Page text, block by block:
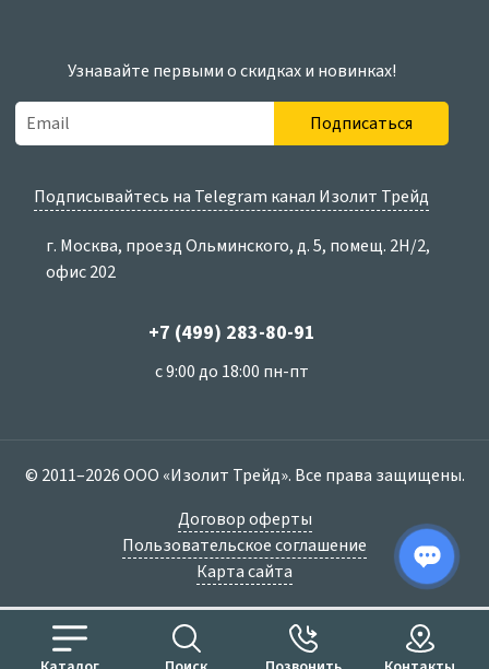
Узнавайте первыми о скидках и новинках!
Подписаться
Подписывайтесь на Telegram канал Изолит Трейд
г. Москва, проезд Ольминского, д. 5, помещ. 2Н/2,
офис 202
+7 (499) 283-80-91
с 9:00 до 18:00 пн-пт
© 2011–2026 ООО «Изолит Трейд». Все права защищены.
Договор оферты
Пользовательское соглашение
Карта сайта